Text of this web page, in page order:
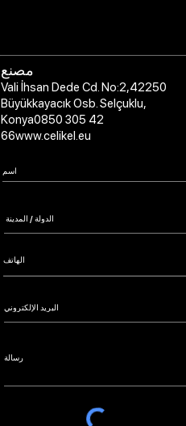
مصنع
Vali İhsan Dede Cd. No:2,42250
Büyükkayacık Osb. Selçuklu,
Konya0850 305 42
66www.celikel.eu